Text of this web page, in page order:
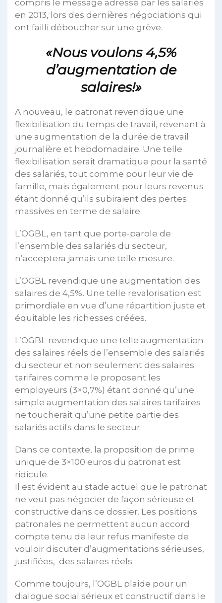
compris le message adressé par les salariés
en 2013, lors des dernières négociations qui
ont failli déboucher sur une grève.
«Nous voulons 4,5%
d’augmentation de
salaires!»
A nouveau, le patronat revendique une
flexibilisation du temps de travail, revenant à
une augmentation de la durée de travail
journalière et hebdomadaire. Une telle
flexibilisation serait dramatique pour la santé
des salariés, tout comme pour leur vie de
famille, mais également pour leurs revenus
étant donné qu’ils subiraient des pertes
massives en terme de salaire.
L’OGBL, en tant que porte-parole de
l’ensemble des salariés du secteur,
n’acceptera jamais une telle mesure.
L’OGBL revendique une augmentation des
salaires de 4,5%. Une telle revalorisation est
primordiale en vue d’une répartition juste et
équitable les richesses créées.
L’OGBL revendique une telle augmentation
des salaires réels de l’ensemble des salariés
du secteur et non seulement des salaires
tarifaires comme le proposent les
employeurs (3×0,7%) étant donné qu’une
simple augmentation des salaires tarifaires
ne toucherait qu’une petite partie des
salariés actifs dans le secteur.
Dans ce contexte, la proposition de prime
unique de 3×100 euros du patronat est
ridicule.
Il est évident au stade actuel que le patronat
ne veut pas négocier de façon sérieuse et
constructive dans ce dossier. Les positions
patronales ne permettent aucun accord
compte tenu de leur refus manifeste de
vouloir discuter d’augmentations sérieuses,
justifiées, des salaires réels.
Comme toujours, l’OGBL plaide pour un
dialogue social sérieux et constructif dans le